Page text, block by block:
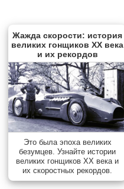
Жажда скорости: история
великих гонщиков XX века
и их рекордов
Это была эпоха великих
безумцев. Узнайте истории
великих гонщиков XX века и
их скоростных рекордов.